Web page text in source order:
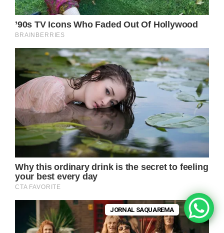
JORNAL SAQUAREMA